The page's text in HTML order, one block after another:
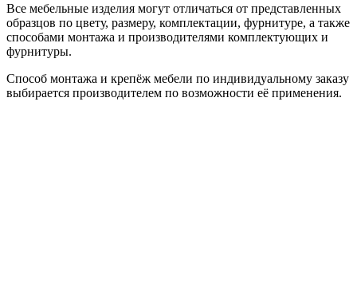
Все мебельные изделия могут отличаться от представленных
образцов по цвету, размеру, комплектации, фурнитуре, а также
способами монтажа и производителями комплектующих и
фурнитуры.
Способ монтажа и крепёж мебели по индивидуальному заказу
выбирается производителем по возможности её применения.